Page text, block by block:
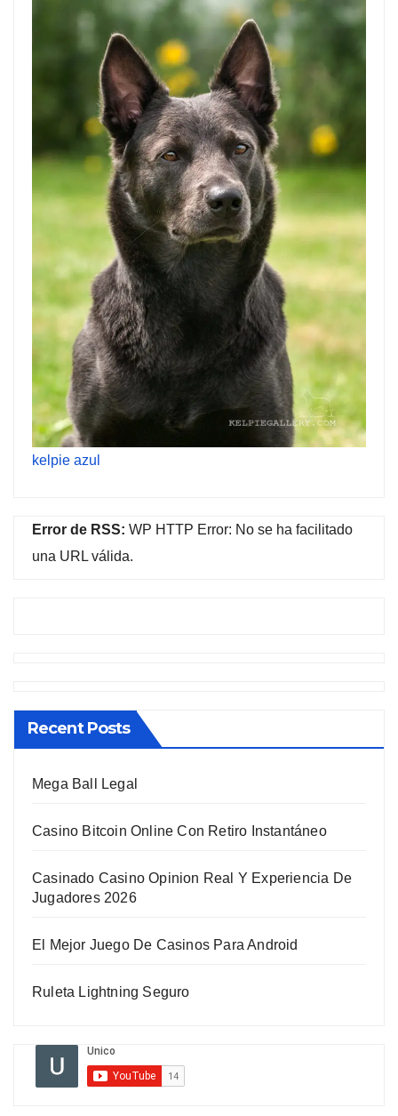
kelpie azul
Error de RSS: WP HTTP Error: No se ha facilitado
una URL válida.
Recent Posts
Mega Ball Legal
Casino Bitcoin Online Con Retiro Instantáneo
Casinado Casino Opinion Real Y Experiencia De
Jugadores 2026
El Mejor Juego De Casinos Para Android
Ruleta Lightning Seguro